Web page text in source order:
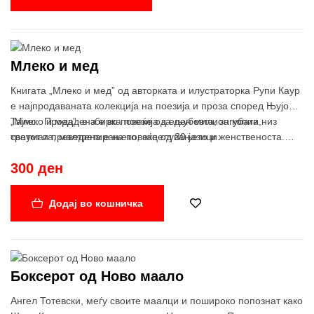
Млеко и мед
Книгата „Млеко и мед” од авторката и илустраторка Рупи Каур
е најпродаваната колекција на поезија и проза според Њујорк
Тајмс. Продадена е во повеќе од еден милион копии низ
светот и преведена е на повеќе од 30 јазици.
„Млеко и мед” е збирка поезија за љубовта, загубата,
траумата, малтретирањето, зацелувањето и женственоста.
се справува со различен тип болка, лекува друг тип болка во
срцето .„Млеко и мед” ги води читателите на патување низ
најгорчливите моменти во животот и наоѓа слатки нешта во
300 ден
Додај во кошничка
Боксерот од Ново маало
Ангел Тотевски, меѓу своите маалци и пошироко попознат како